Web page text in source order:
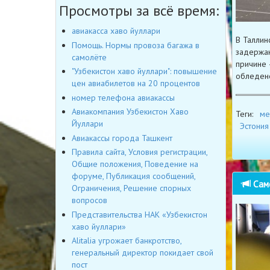
В
причине
Теги:
Эстония
Просмотры за всё время:
авиакасса хаво йуллари
Помощь. Нормы провоза багажа в
самолёте
"Узбекистон хаво йуллари": повышение
цен авиабилетов на 20 процентов
номер телефона авиакассы
Авиакомпания Узбекистон Хаво
Йуллари
Авиакассы города Ташкент
Правила сайта, Условия регистрации,
Общие положения, Поведение на
форуме, Публикация сообщений,
Ограничения, Решение спорных
вопросов
Представительства НАК «Узбекистон
хаво йуллари»
Alitalia угрожает банкротство,
генеральный директор покидает свой
пост